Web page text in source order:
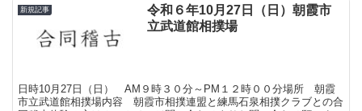
新規記事
令和６年10月27日（日）朝霞市
立武道館相撲場
日時10月27日（日） AM９時３０分～PM１２時００分場所 朝霞
市立武道館相撲場内容 朝霞市相撲連盟と練馬石泉相撲クラブとの合